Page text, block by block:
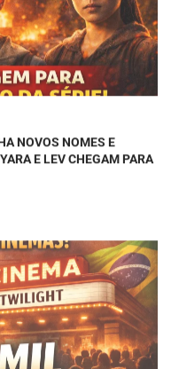
NOVOS NOMES E
E LEV CHEGAM PARA